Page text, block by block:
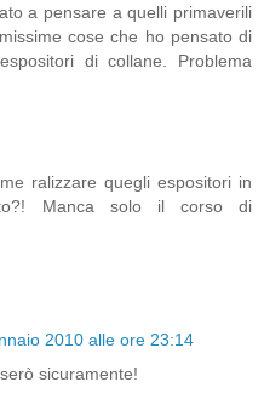
a pensare a quelli primaverili
cose che ho pensato di
di collane. Problema
ralizzare quegli espositori in
Manca solo il corso di
2010 alle ore 23:14
sicuramente!